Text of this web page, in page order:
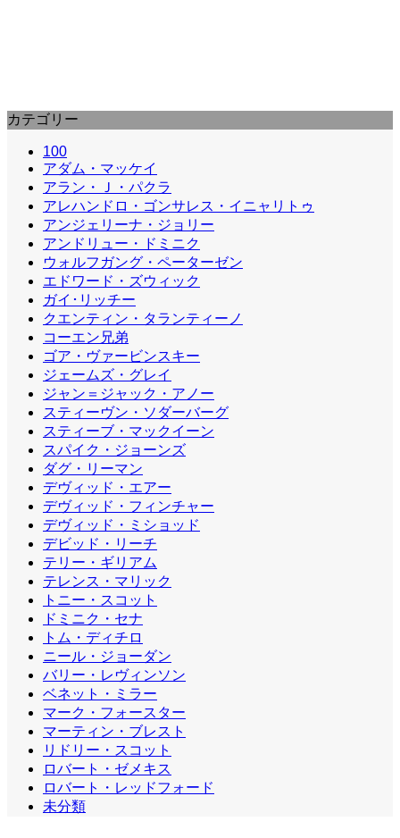
カテゴリー
100
アダム・マッケイ
アラン・Ｊ・パクラ
アレハンドロ・ゴンサレス・イニャリトゥ
アンジェリーナ・ジョリー
アンドリュー・ドミニク
ウォルフガング・ペーターゼン
エドワード・ズウィック
ガイ･リッチー
クエンティン・タランティーノ
コーエン兄弟
ゴア・ヴァービンスキー
ジェームズ・グレイ
ジャン＝ジャック・アノー
スティーヴン・ソダーバーグ
スティーブ・マックイーン
スパイク・ジョーンズ
ダグ・リーマン
デヴィッド・エアー
デヴィッド・フィンチャー
デヴィッド・ミショッド
デビッド・リーチ
テリー・ギリアム
テレンス・マリック
トニー・スコット
ドミニク・セナ
トム・ディチロ
ニール・ジョーダン
バリー・レヴィンソン
ベネット・ミラー
マーク・フォースター
マーティン・ブレスト
リドリー・スコット
ロバート・ゼメキス
ロバート・レッドフォード
未分類